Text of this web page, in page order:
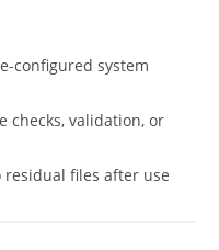
configured system
checks, validation, or
residual files after use